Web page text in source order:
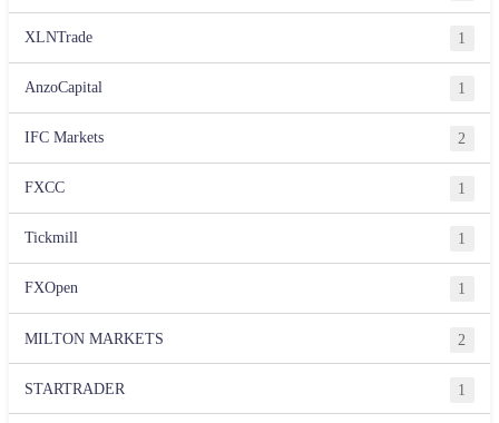
XLNTrade 1
AnzoCapital 1
IFC Markets 2
FXCC 1
Tickmill 1
FXOpen 1
MILTON MARKETS 2
STARTRADER 1